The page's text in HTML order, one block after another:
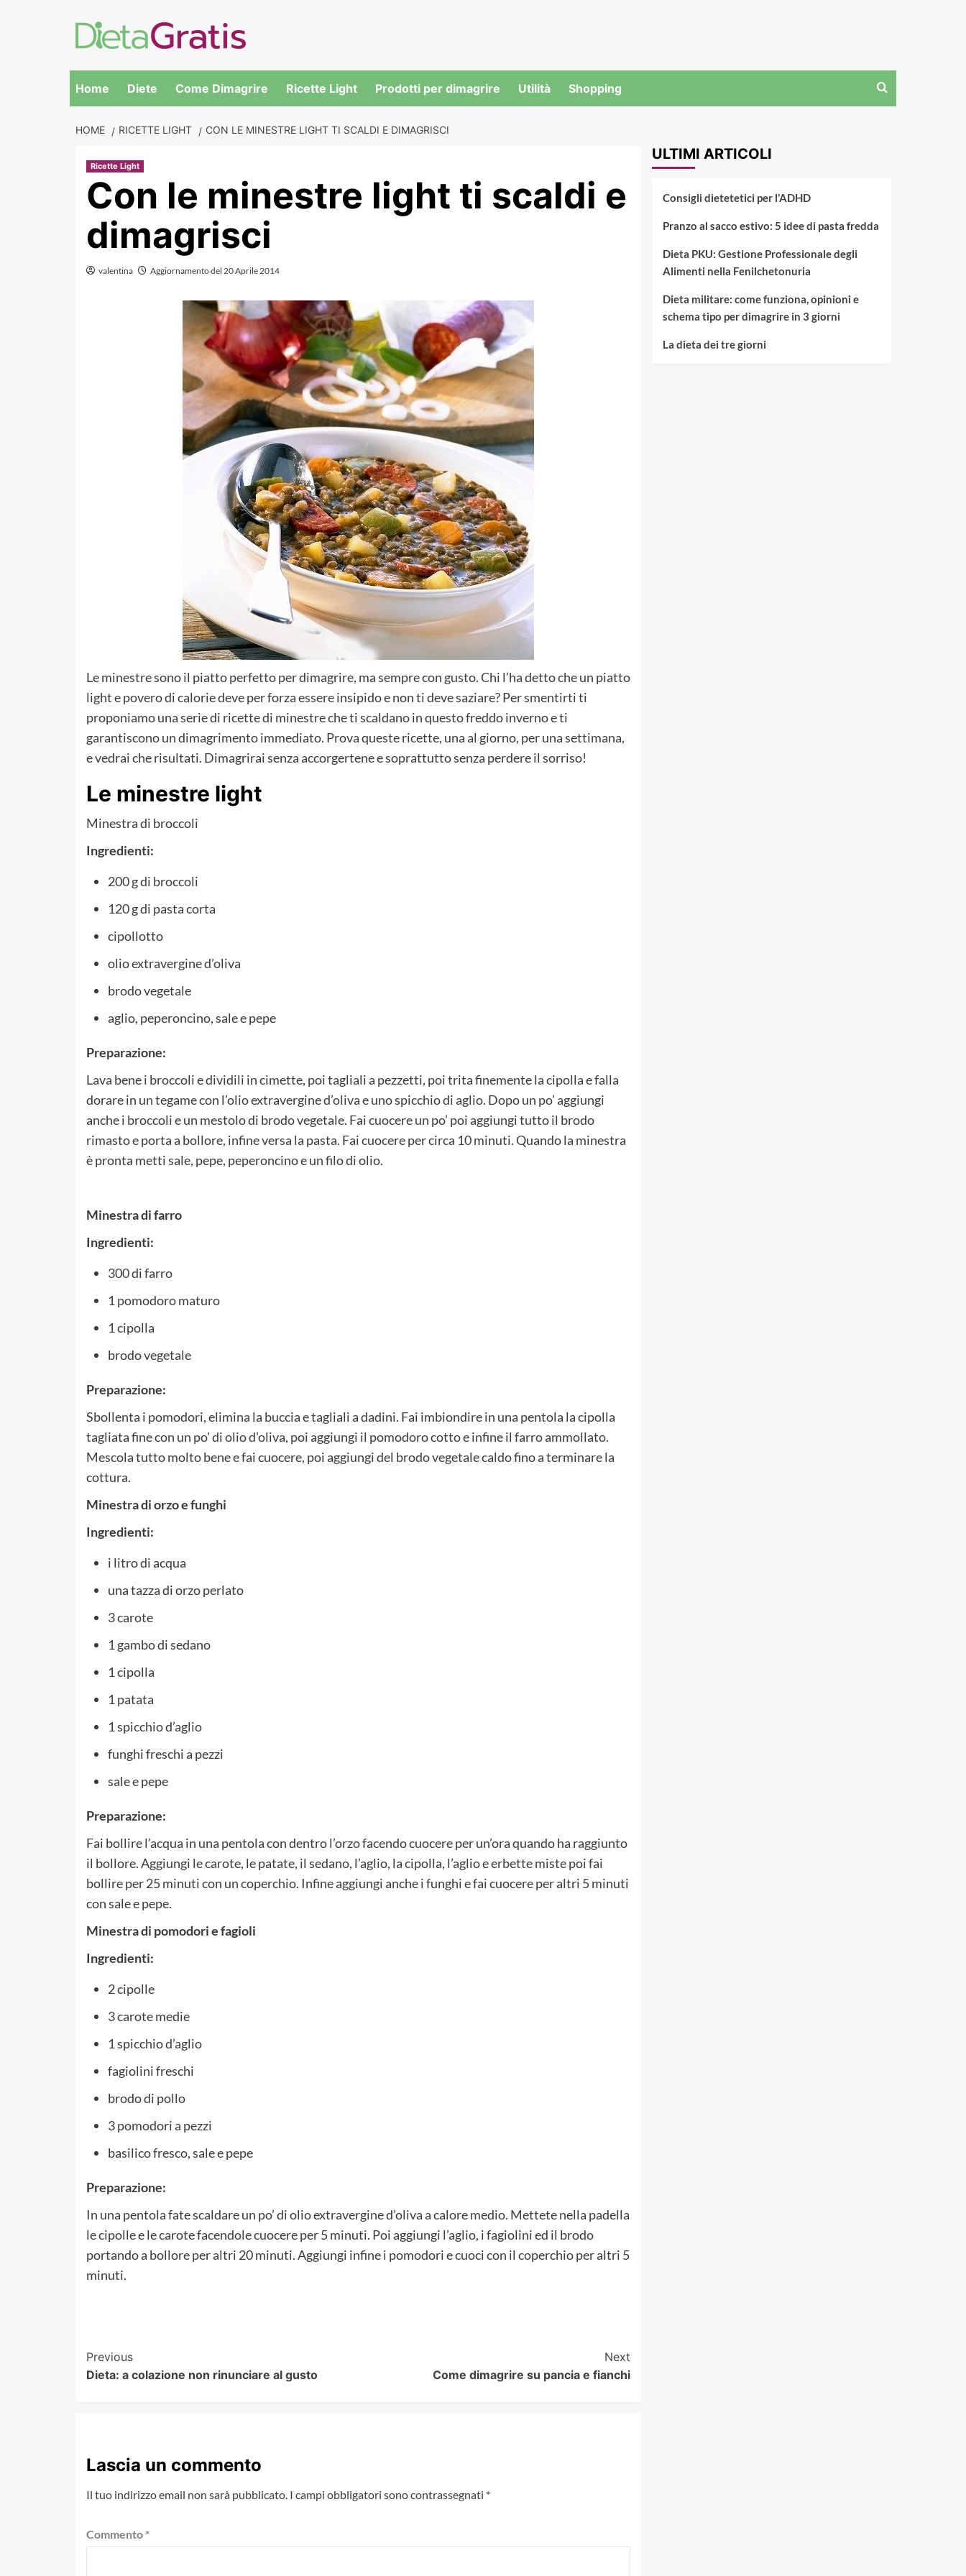
to
content
Home Diete Come Dimagrire Ricette Light Prodotti per dimagrire Utilità Shopping
HOME RICETTE LIGHT CON LE MINESTRE LIGHT TI SCALDI E DIMAGRISCI
Ricette Light
Con le minestre light ti scaldi e
dimagrisci
valentina Aggiornamento del 20 Aprile 2014
Le minestre sono il piatto perfetto per dimagrire, ma sempre con gusto. Chi l’ha detto che un piatto
light e povero di calorie deve per forza essere insipido e non ti deve saziare? Per smentirti ti
proponiamo una serie di ricette di minestre che ti scaldano in questo freddo inverno e ti
garantiscono un dimagrimento immediato. Prova queste ricette, una al giorno, per una settimana,
e vedrai che risultati. Dimagrirai senza accorgertene e soprattutto senza perdere il sorriso!
Le minestre light
Minestra di broccoli
Ingredienti:
200 g di broccoli
120 g di pasta corta
cipollotto
olio extravergine d’oliva
brodo vegetale
aglio, peperoncino, sale e pepe
Preparazione:
Lava bene i broccoli e dividili in cimette, poi tagliali a pezzetti, poi trita finemente la cipolla e falla
dorare in un tegame con l’olio extravergine d’oliva e uno spicchio di aglio. Dopo un po’ aggiungi
anche i broccoli e un mestolo di brodo vegetale. Fai cuocere un po’ poi aggiungi tutto il brodo
rimasto e porta a bollore, infine versa la pasta. Fai cuocere per circa 10 minuti. Quando la minestra
è pronta metti sale, pepe, peperoncino e un filo di olio.
Minestra di farro
Ingredienti:
300 di farro
1 pomodoro maturo
1 cipolla
brodo vegetale
Preparazione:
Sbollenta i pomodori, elimina la buccia e tagliali a dadini. Fai imbiondire in una pentola la cipolla
tagliata fine con un po’ di olio d’oliva, poi aggiungi il pomodoro cotto e infine il farro ammollato.
Mescola tutto molto bene e fai cuocere, poi aggiungi del brodo vegetale caldo fino a terminare la
cottura.
Minestra di orzo e funghi
Ingredienti:
i litro di acqua
una tazza di orzo perlato
3 carote
1 gambo di sedano
1 cipolla
1 patata
1 spicchio d’aglio
funghi freschi a pezzi
sale e pepe
Preparazione:
Fai bollire l’acqua in una pentola con dentro l’orzo facendo cuocere per un’ora quando ha raggiunto
il bollore. Aggiungi le carote, le patate, il sedano, l’aglio, la cipolla, l’aglio e erbette miste poi fai
bollire per 25 minuti con un coperchio. Infine aggiungi anche i funghi e fai cuocere per altri 5 minuti
con sale e pepe.
Minestra di pomodori e fagioli
Ingredienti:
2 cipolle
3 carote medie
1 spicchio d’aglio
fagiolini freschi
brodo di pollo
3 pomodori a pezzi
basilico fresco, sale e pepe
Preparazione:
In una pentola fate scaldare un po’ di olio extravergine d’oliva a calore medio. Mettete nella padella
le cipolle e le carote facendole cuocere per 5 minuti. Poi aggiungi l’aglio, i fagiolini ed il brodo
portando a bollore per altri 20 minuti. Aggiungi infine i pomodori e cuoci con il coperchio per altri 5
minuti.
Post
Navigation
Previous
Dieta: a colazione non rinunciare al gusto
Next
Come dimagrire su pancia e fianchi
Lascia un commento
Il tuo indirizzo email non sarà pubblicato. I campi obbligatori sono contrassegnati *
Commento *
ULTIMI ARTICOLI
Consigli dietetetici per l’ADHD
Pranzo al sacco estivo: 5 idee di pasta fredda
Dieta PKU: Gestione Professionale degli
Alimenti nella Fenilchetonuria
Dieta militare: come funziona, opinioni e
schema tipo per dimagrire in 3 giorni
La dieta dei tre giorni